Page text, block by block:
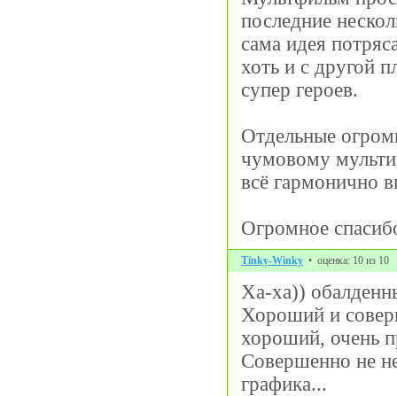
последние
сама идея
хоть и с другой
супер героев.
Отдельные
чумовому
всё гармонично
Огромное
Tinky-Winky • оценка: 10 из 10
Ха-ха))
Хороший и
хороший, очень
Совершенно не
графика...